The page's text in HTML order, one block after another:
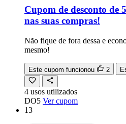
Cupom de desconto
nas suas compras!
Não fique de fora dessa e
mesmo!
Este cupom funcionou 2
4 usos utilizados
DO5 Ver cupom
13